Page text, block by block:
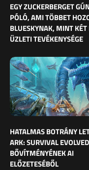
EGY ZUCKERBERGET
PÓLÓ, AMI TÖBBET
BLUESKYNAK, MINT KÉT
ÜZLETI TEVÉKENYSÉGE
HATALMAS BOTRÁNY
ARK: SURVIVAL EVOLVED
BŐVÍTMÉNYÉNEK AI
ELŐZETESÉBŐL